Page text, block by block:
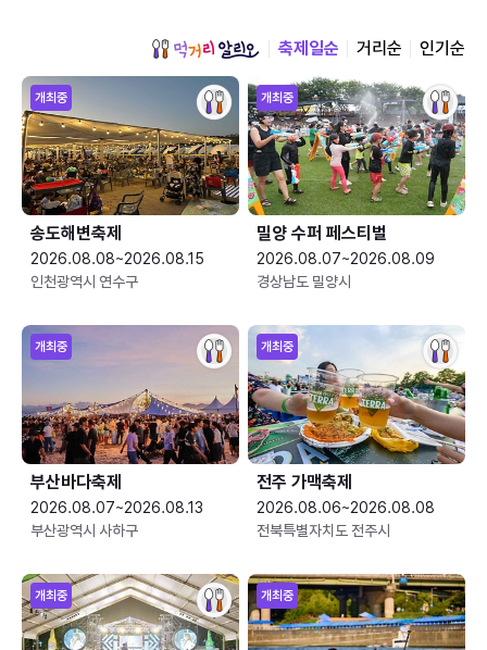
축제일순 거리순 인기순
개최중
송도해변축제
2026.08.08~2026.08.15
인천광역시 연수구
개최중
밀양 수퍼 페스티벌
2026.08.07~2026.08.09
경상남도 밀양시
개최중
부산바다축제
2026.08.07~2026.08.13
부산광역시 사하구
개최중
전주 가맥축제
2026.08.06~2026.08.08
전북특별자치도 전주시
개최중 개최중